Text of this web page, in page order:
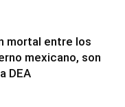
mortal entre los
mexicano, son
DEA